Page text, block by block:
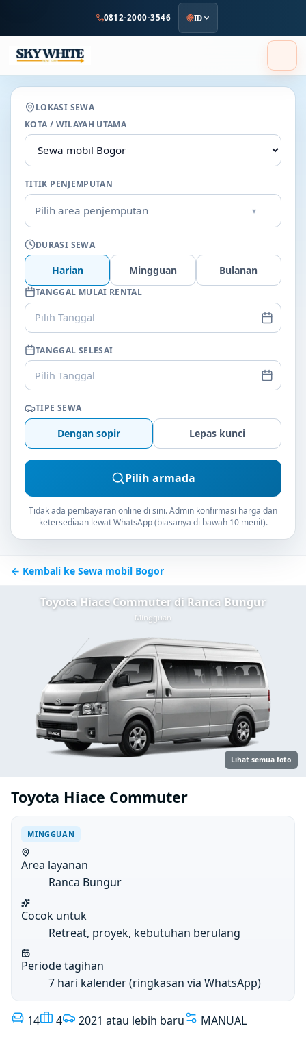
utama
0812-2000-3546 ID
LOKASI SEWA
KOTA / WILAYAH UTAMA
TITIK PENJEMPUTAN
Pilih area penjemputan ▾
DURASI SEWA
Harian Mingguan Bulanan
TANGGAL MULAI RENTAL
Pilih Tanggal
TANGGAL SELESAI
Pilih Tanggal
TIPE SEWA
Dengan sopir Lepas kunci
Pilih armada
Tidak ada pembayaran online di sini. Admin konfirmasi harga dan
ketersediaan lewat WhatsApp (biasanya di bawah 10 menit).
← Kembali ke Sewa mobil Bogor
Toyota Hiace Commuter di Ranca Bungur
Mingguan
Lihat semua foto
Toyota Hiace Commuter
MINGGUAN
Area layanan
Ranca Bungur
Cocok untuk
Retreat, proyek, kebutuhan berulang
Periode tagihan
7 hari kalender (ringkasan via WhatsApp)
14 4 2021 atau lebih baru MANUAL